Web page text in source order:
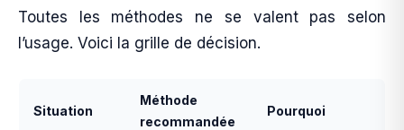
Toutes les méthodes ne se valent pas selon
l’usage. Voici la grille de décision.
Situation
Méthode
recommandée
Pourquoi